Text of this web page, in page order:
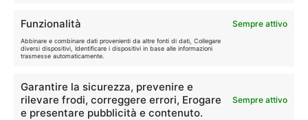
Funzionalità Sempre attivo
Abbinare e combinare dati provenienti da altre fonti di dati, Collegare
diversi dispositivi, Identificare i dispositivi in base alle informazioni
trasmesse automaticamente.
Garantire la sicurezza, prevenire e
rilevare frodi, correggere errori, Erogare
e presentare pubblicità e contenuto.
Sempre attivo
I marchi citati appartengono ai rispettivi proprietari. Le offerte